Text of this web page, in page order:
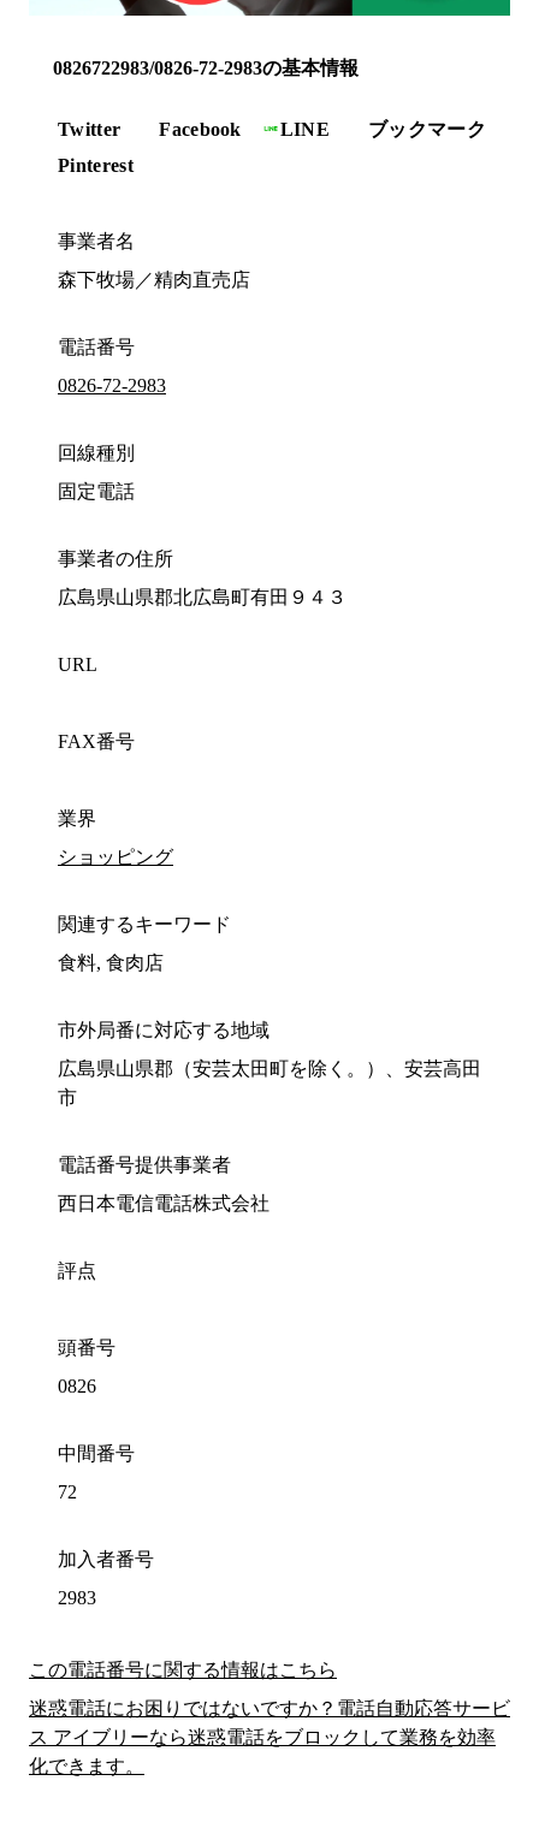
0826722983/0826-72-2983の基本情報
Twitter Facebook LINE
ブックマーク
Pinterest
事業者名
森下牧場／精肉直売店
電話番号
0826-72-2983
回線種別
固定電話
事業者の住所
広島県山県郡北広島町有田９４３
URL
FAX番号
業界
ショッピング
関連するキーワード
食料, 食肉店
市外局番に対応する地域
広島県山県郡（安芸太田町を除く。）、安芸高田
市
電話番号提供事業者
西日本電信電話株式会社
評点
頭番号
0826
中間番号
72
加入者番号
2983
この電話番号に関する情報はこちら
迷惑電話にお困りではないですか？電話自動応答サービ
ス アイブリーなら迷惑電話をブロックして業務を効率
化できます。